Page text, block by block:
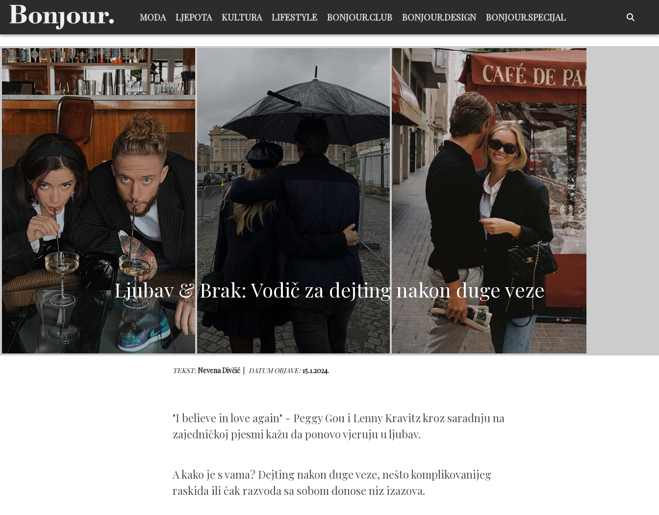
MODA LJEPOTA KULTURA LIFESTYLE BONJOUR.CLUB BONJOUR.DESIGN BONJOUR.SPECIJAL
Ljubav & Brak: Vodič za dejting nakon duge veze
TEKST:Nevena Divčić DATUM OBJAVE:15.1.2024.
"I believe in love again" - Peggy Gou i Lenny Kravitz kroz saradnju na
zajedničkoj pjesmi kažu da ponovo vjeruju u ljubav.
A kako je s vama? Dejting nakon duge veze, nešto komplikovanijeg
raskida ili čak razvoda sa sobom donose niz izazova.